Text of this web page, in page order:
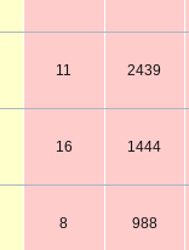
11 2439
16 1444
8 988